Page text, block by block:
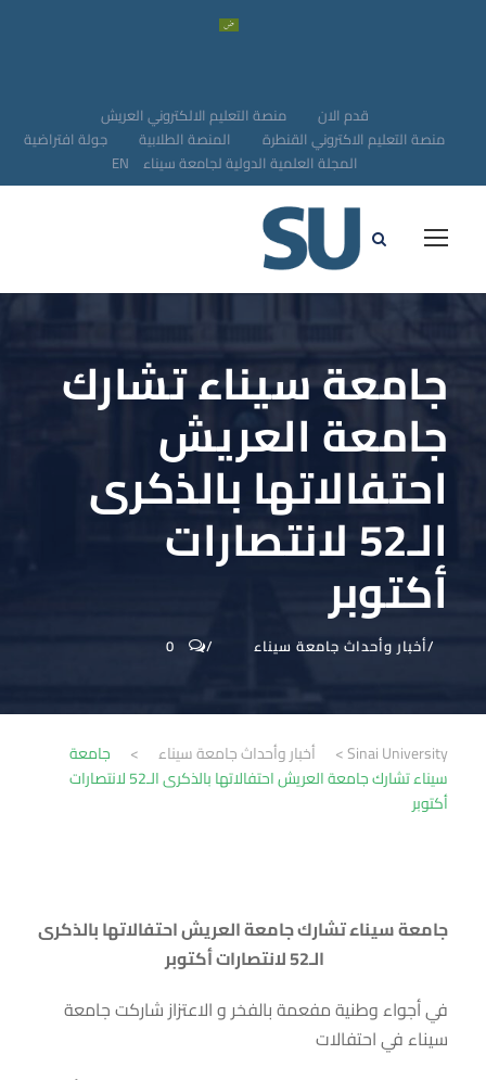
قدم الان
منصة التعليم الالكتروني العريش
منصة التعليم الاكتروني القنطرة
المنصة الطلابية
جولة افتراضية
المجلة العلمية الدولية لجامعة سيناء EN
جامعة سيناء تشارك
جامعة العريش
احتفالاتها بالذكرى
الـ52 لانتصارات
أكتوبر
أخبار وأحداث جامعة سيناء 0
Sinai University
> أخبار وأحداث جامعة سيناء >
جامعة
سيناء تشارك جامعة العريش احتفالاتها بالذكرى الـ52 لانتصارات
أكتوبر
جامعة سيناء تشارك جامعة العريش احتفالاتها بالذكرى
الـ52 لانتصارات أكتوبر
في أجواء وطنية مفعمة بالفخر و الاعتزاز شاركت جامعة
سيناء في احتفالات